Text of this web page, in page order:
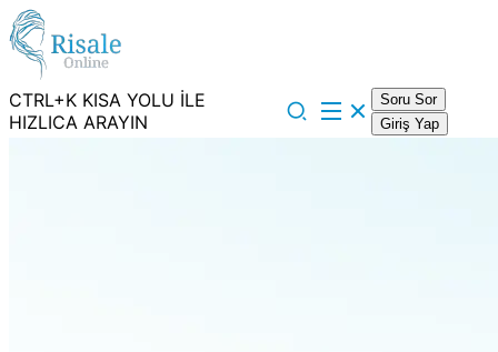
CTRL+K KISA YOLU İLE
HIZLICA ARAYIN
Soru Sor
Giriş Yap